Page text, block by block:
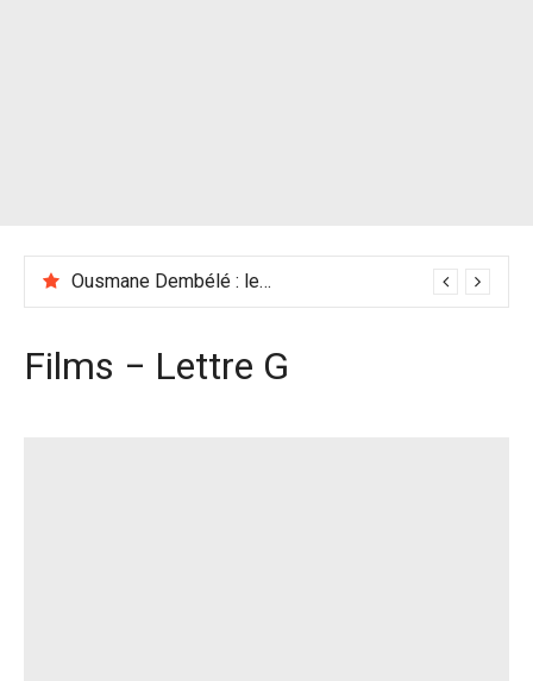
Ousmane Dembélé : les racines africaines du Ballon d’Or 2025
Films − Lettre G